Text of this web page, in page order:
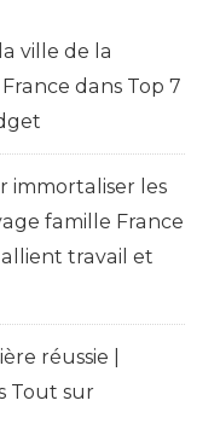
ville de la
dans Top 7
immortaliser les
famille France
travail et
réussie |
Tout sur